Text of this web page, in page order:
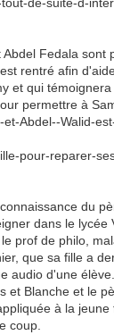
Fedala sont
rentré afin
et qui
permettre à
du
dans le lycée
prof de philo,
que sa fille a
audio d'une
et Blanche et le
à la
coup.